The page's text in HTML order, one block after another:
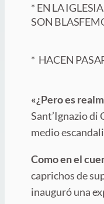
* EN LA
SON
* HACEN
«¿Pero es
Sant’Ignazio di
medio
Como en el
caprichos de
inauguró una